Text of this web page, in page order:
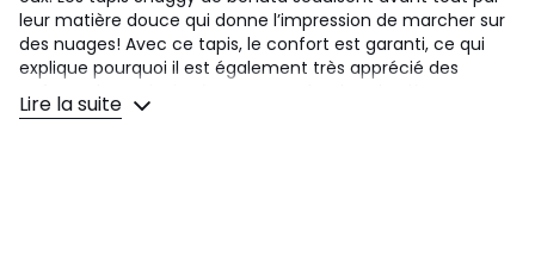
leur matière douce qui donne l’impression de marcher sur
des nuages! Avec ce tapis, le confort est garanti, ce qui
explique pourquoi il est également très apprécié des
enfants. Il vous invite à vous attarder dans la pièce,
rendant chaque pièce extrêmement confortable. Que ce
Lire la suite